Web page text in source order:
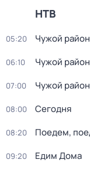
НТВ
05:20 Чужой
06:10 Чужой
07:00 Чужой
08:00 Сегодня
08:20 Поедем,
09:20 Едим Дома